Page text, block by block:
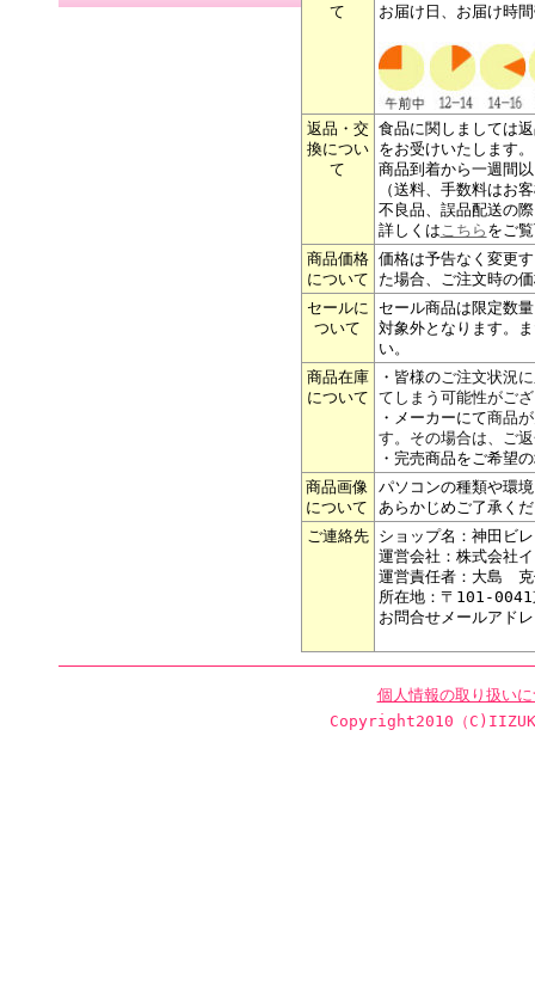
て
お届け日、お届け時
返品・交
換につい
て
食品に関しましては
をお受けいたします。
商品到着から一週間
（送料、手数料はお
不良品、誤品配送の
詳しくはこちら をご
商品価格
について
価格は予告なく変更
た場合、ご注文時の
セールに
ついて
セール商品は限定数
対象外となります。
い。
商品在庫
について
・皆様のご注文状況
てしまう可能性がご
・メーカーにて商品
す。その場合は、ご
・完売商品をご希望
商品画像
について
パソコンの種類や環
あらかじめご了承く
ご連絡先
ショップ名：神田ビ
運営会社：株式会社
運営責任者：大島
所在地：〒101-
お問合せメールアド
個人情報の取り扱い
Copyright2010（